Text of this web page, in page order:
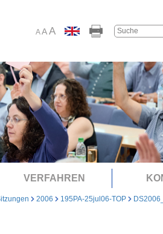
A AA
VERFAHREN
2006 195PA-25jul06-TOP